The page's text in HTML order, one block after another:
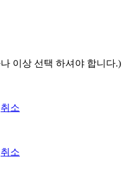
이상 선택 하셔야 합니다.)
취소
취소